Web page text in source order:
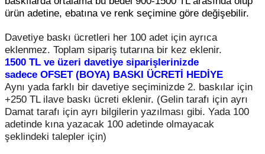
ürün adetine, ebatına ve renk seçimine göre değişebilir.
Davetiye baskı ücretleri her 100 adet için ayrıca
eklenmez. Toplam sipariş tutarına bir kez eklenir.
1500 TL ve üzeri davetiye siparişlerinizde
sadece OFSET (BOYA) BASKI ÜCRETİ HEDİYE
Aynı yada farklı bir davetiye seçiminizde 2. baskılar için
+250 TL ilave baskı ücreti eklenir. (Gelin tarafı için ayrı
Damat tarafı için ayrı bilgilerin yazılması gibi. Yada 100
adetinde kına yazacak 100 adetinde olmayacak
şeklindeki talepler için)